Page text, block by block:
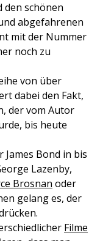
den schönen
abgefahrenen
mit der Nummer
noch zu
von über
dabei den Fakt,
der vom Autor
bis heute
Bond in bis
Lazenby,
Brosnan oder
gelang es, der
Filme